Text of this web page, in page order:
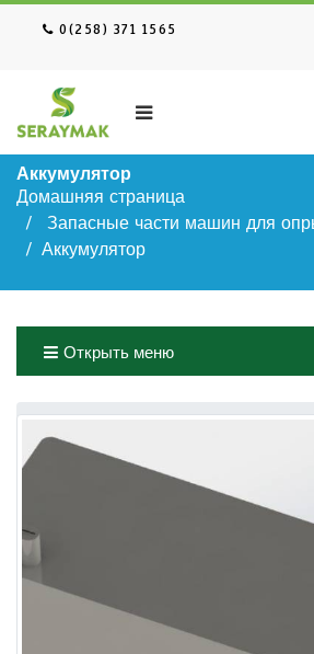
0(258) 371 1565
Аккумулятор
Домашняя страница
Запасные части машин для
Аккумулятор
Открыть меню
Запасные части машин для
Аккумулятор